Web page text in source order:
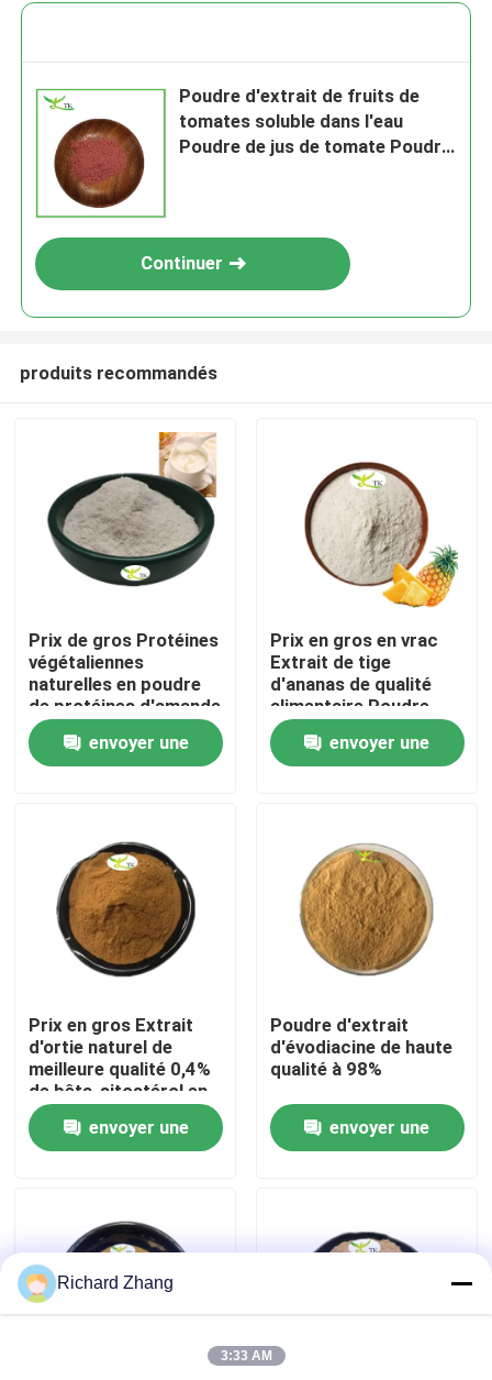
À la maison
À propos de nous
Visite de l'usine
Contrôle de la qualité
Nous contacter
Poudre d'extrait de plante
Poudre superbe de nourriture
Matières premières cosmétiques
Poudre d'extrait de fruits de
tomates soluble dans l'eau
Poudre de jus de tomate Poudre
Continuer
produits recommandés
Prix ​​de gros Protéines
végétaliennes
naturelles en poudre
de protéines d'amande
40 % 50 % 60 %
envoyer une
Prix en gros en vrac
Extrait de tige
d'ananas de qualité
alimentaire Poudre
d'enzyme de
bromélaïne
1200/2400 GDU
envoyer une
Prix en gros Extrait
d'ortie naturel de
meilleure qualité 0,4%
de bêta-sitostérol en
poudre
envoyer une
Poudre d'extrait
d'évodiacine de haute
qualité à 98%
envoyer une
Richard Zhang
3:33 AM